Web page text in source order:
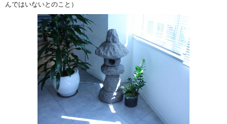
んではいないとのこと）